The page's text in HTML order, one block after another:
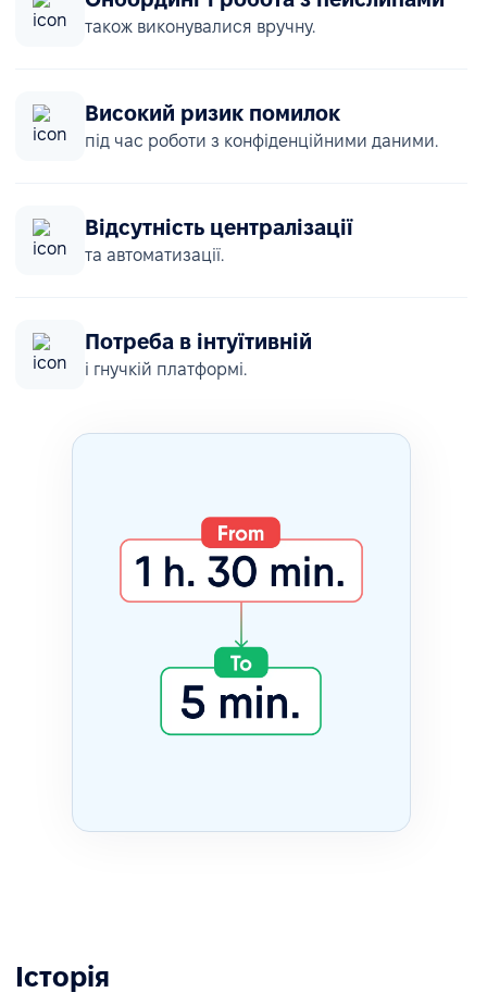
також виконувалися вручну.
Високий ризик помилок
під час роботи з конфіденційними даними.
Відсутність централізації
та автоматизації.
Потреба в інтуїтивній
і гнучкій платформі.
Історія